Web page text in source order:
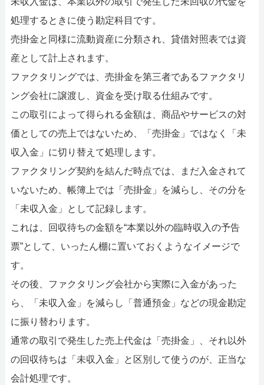
処理するときに使う勘定科目です。
売掛金と同様に流動資産に分類され、貸借対照表では資
産として計上されます。
ファクタリングでは、売掛金を第三者であるファクタリ
ング会社に譲渡し、資金を受け取る仕組みです。
この取引によって得られる金額は、商品やサービスの対
価としての売上ではないため、「売掛金」ではなく「未
収入金」に切り替えて処理します。
ファクタリング契約を結んだ時点では、まだ入金されて
いないため、帳簿上では「売掛金」を減らし、その分を
「未収入金」として記録します。
これは、回収待ちの金額を“本業以外の臨時収入の予告
票”として、いったん棚に置いておくようなイメージで
す。
その後、ファクタリング会社から実際に入金があった
ら、「未収入金」を減らし「普通預金」などの現金勘定
に振り替わります。
通常の取引で発生した売上代金は「売掛金」、それ以外
の回収待ちは「未収入金」と区別して使うのが、正当な
会計処理です。